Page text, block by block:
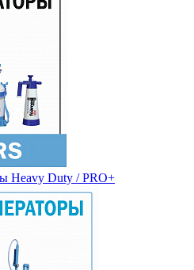
Heavy Duty / PRO+